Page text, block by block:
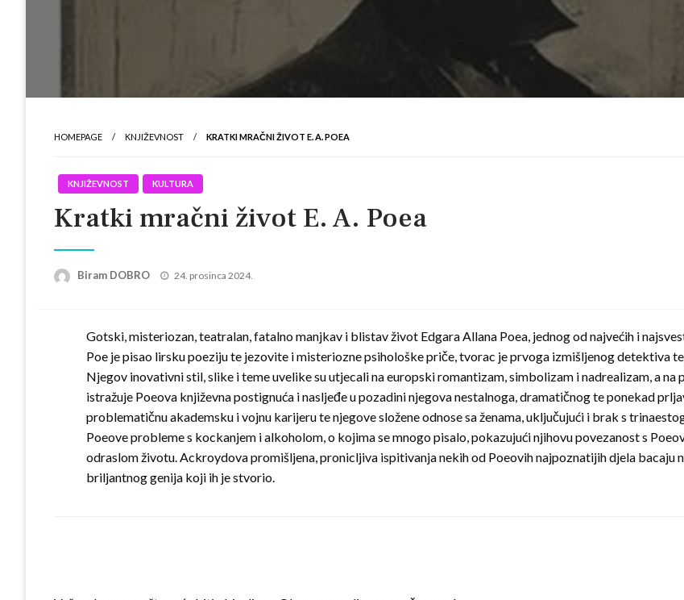
HOMEPAGE KNJIŽEVNOST KRATKI MRAČNI ŽIVOT E. A. POEA
KNJIŽEVNOST KULTURA
Kratki mračni život E. A. Poea
Biram DOBRO
Posted
24. prosinca 2024.
Gotski, misteriozan, teatralan, fatalno manjkav i blistav život Edgara Allana Poea, jednog od najvećih i
Poe je pisao lirsku poeziju te jezovite i misteriozne psihološke priče, tvorac je prvoga izmišljenog detektiva
Njegov inovativni stil, slike i teme uvelike su utjecali na europski romantizam, simbolizam i nadrealizam, a
istražuje Poeova književna postignuća i nasljeđe u pozadini njegova nestalnoga, dramatičnog te ponekad
problematičnu akademsku i vojnu karijeru te njegove složene odnose sa ženama, uključujući i brak s
Poeove probleme s kockanjem i alkoholom, o kojima se mnogo pisalo, pokazujući njihovu povezanost s
odraslom životu. Ackroydova promišljena, pronicljiva ispitivanja nekih od Poeovih najpoznatijih djela bacaju
briljantnog genija koji ih je stvorio.